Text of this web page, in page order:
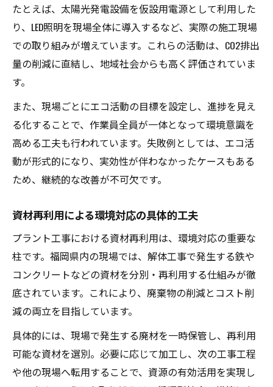
たとえば、太陽光発電設備を仮設用電源として利用した
り、LED照明を現場全体に導入するなど、実際の施工現場
での取り組みが増えています。これらの活動は、CO2排出
量の削減に直結し、地域社会からも高く評価されていま
す。
また、現場ごとにエコ活動の目標を設定し、進捗を見え
る化することで、作業員全員が一体となって環境意識を
高める工夫も行われています。失敗例としては、エコ活
動が形式的になり、実効性が伴わなかったケースもある
ため、継続的な改善が不可欠です。
資材再利用による環境対応の具体的工夫
プラント工事における資材再利用は、環境対応の重要な
柱です。福岡県内の現場では、解体工事で発生する鉄や
コンクリートなどの資材を分別・再利用する仕組みが徹
底されています。これにより、廃棄物の削減とコスト削
減の両立を目指しています。
具体的には、現場で発生する廃材を一時保管し、再利用
可能な資材を選別。必要に応じて加工し、次の工事工程
や他の現場へ転用することで、資源の有効活用を実現し